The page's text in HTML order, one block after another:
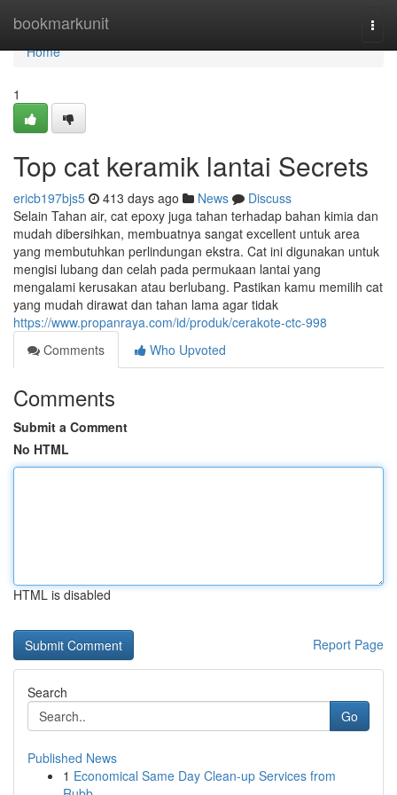
bookmarkunit
Home
Home
1
Top cat keramik lantai Secrets
ericb197bjs5 413 days ago News
Discuss
Selain Tahan air, cat epoxy juga tahan terhadap bahan kimia dan
mudah dibersihkan, membuatnya sangat excellent untuk area
yang membutuhkan perlindungan ekstra. Cat ini digunakan untuk
mengisi lubang dan celah pada permukaan lantai yang
mengalami kerusakan atau berlubang. Pastikan kamu memilih cat
yang mudah dirawat dan tahan lama agar tidak
https://www.propanraya.com/id/produk/cerakote-ctc-998
Comments
Who Upvoted
Comments
Submit a Comment
No HTML
HTML is disabled
Report Page
Search
Go
Published News
1 Economical Same Day Clean-up Services from